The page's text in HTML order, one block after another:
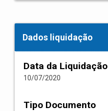
Dados liquidação
Data da Liquidação
10/07/2020
Tipo Documento